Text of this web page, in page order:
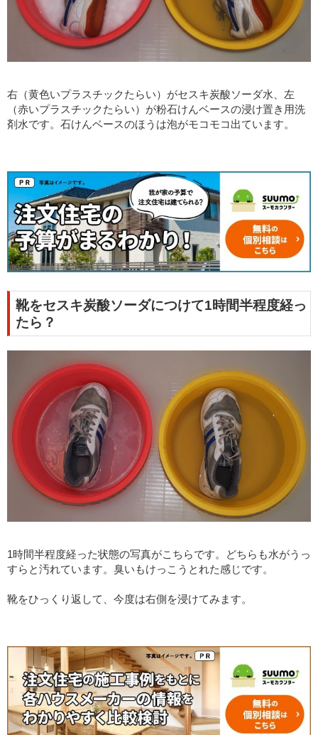
右（黄色いプラスチックたらい）がセスキ炭酸ソーダ水、左
（赤いプラスチックたらい）が粉石けんベースの浸け置き用洗
剤水です。石けんベースのほうは泡がモコモコ出ています。
靴をセスキ炭酸ソーダにつけて1時間半程度経っ
たら？
1時間半程度経った状態の写真がこちらです。どちらも水がうっ
すらと汚れています。臭いもけっこうとれた感じです。
靴をひっくり返して、今度は右側を浸けてみます。